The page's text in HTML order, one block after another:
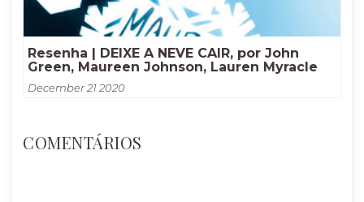
Resenha | DEIXE A NEVE CAIR, por John
Green, Maureen Johnson, Lauren Myracle
December 21 2020
COMENTÁRIOS